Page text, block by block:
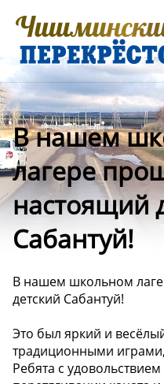
В нашем
лагере
настоящий
Сабантуй!
В нашем школьном
детский Сабантуй!
Это был яркий и
традиционными
Ребята с